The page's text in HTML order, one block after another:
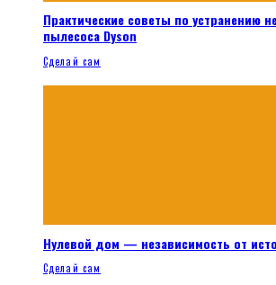
Практические советы по устранению
пылесоса Dyson
Сделай сам
Нулевой дом — независимость от
Сделай сам